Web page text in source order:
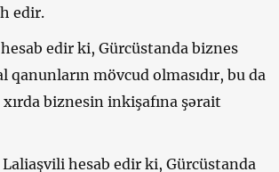
edir.
edir ki, Gürcüstanda biznes
qanunların mövcud olmasıdır, bu da
biznesin inkişafına şərait
Laliaşvili hesab edir ki, Gürcüstanda